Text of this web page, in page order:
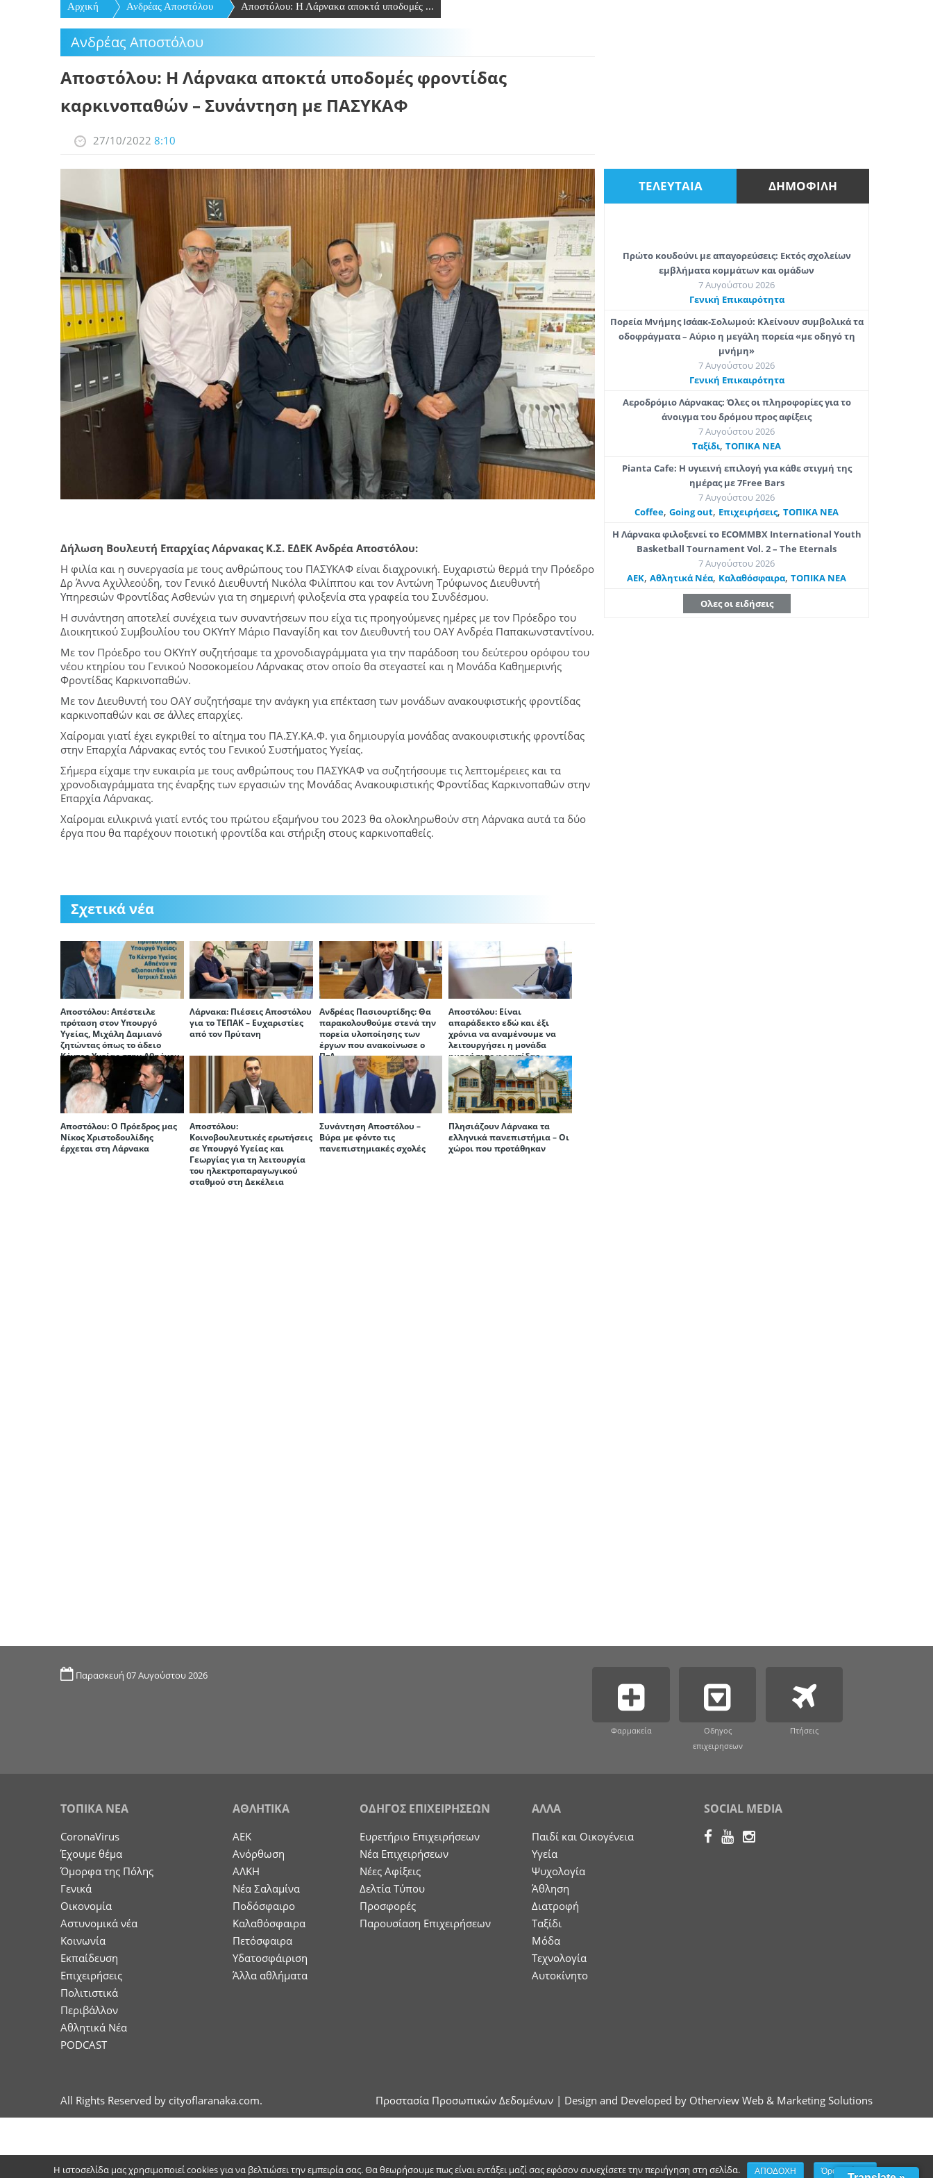
Αρχική Ανδρέας Αποστόλου Αποστόλου: Η Λάρνακα αποκτά υποδομές ...
Ανδρέας Αποστόλου
Αποστόλου: Η Λάρνακα αποκτά υποδομές φροντίδας
καρκινοπαθών – Συνάντηση με ΠΑΣΥΚΑΦ
27/10/2022 8:10
Δήλωση Βουλευτή Επαρχίας Λάρνακας Κ.Σ. ΕΔΕΚ Ανδρέα Αποστόλου:
Η φιλία και η συνεργασία με τους ανθρώπους του ΠΑΣΥΚΑΦ είναι διαχρονική. Ευχαριστώ θερμά την Πρόεδρο
Δρ Άννα Αχιλλεούδη, τον Γενικό Διευθυντή Νικόλα Φιλίππου και τον Αντώνη Τρύφωνος Διευθυντή
Υπηρεσιών Φροντίδας Ασθενών για τη σημερινή φιλοξενία στα γραφεία του Συνδέσμου.
Η συνάντηση αποτελεί συνέχεια των συναντήσεων που είχα τις προηγούμενες ημέρες με τον Πρόεδρο του
Διοικητικού Συμβουλίου του ΟΚΥπΥ Μάριο Παναγίδη και τον Διευθυντή του ΟΑΥ Ανδρέα Παπακωνσταντίνου.
Με τον Πρόεδρο του ΟΚΥπΥ συζητήσαμε τα χρονοδιαγράμματα για την παράδοση του δεύτερου ορόφου του
νέου κτηρίου του Γενικού Νοσοκομείου Λάρνακας στον οποίο θα στεγαστεί και η Μονάδα Καθημερινής
Φροντίδας Καρκινοπαθών.
Με τον Διευθυντή του ΟΑΥ συζητήσαμε την ανάγκη για επέκταση των μονάδων ανακουφιστικής φροντίδας
καρκινοπαθών και σε άλλες επαρχίες.
Χαίρομαι γιατί έχει εγκριθεί το αίτημα του ΠΑ.ΣΥ.ΚΑ.Φ. για δημιουργία μονάδας ανακουφιστικής φροντίδας
στην Επαρχία Λάρνακας εντός του Γενικού Συστήματος Υγείας.
Σήμερα είχαμε την ευκαιρία με τους ανθρώπους του ΠΑΣΥΚΑΦ να συζητήσουμε τις λεπτομέρειες και τα
χρονοδιαγράμματα της έναρξης των εργασιών της Μονάδας Ανακουφιστικής Φροντίδας Καρκινοπαθών στην
Επαρχία Λάρνακας.
Χαίρομαι ειλικρινά γιατί εντός του πρώτου εξαμήνου του 2023 θα ολοκληρωθούν στη Λάρνακα αυτά τα δύο
έργα που θα παρέχουν ποιοτική φροντίδα και στήριξη στους καρκινοπαθείς.
Σχετικά νέα
Αποστόλου: Aπέστειλε
πρόταση στον Υπουργό
Υγείας, Μιχάλη Δαμιανό
ζητώντας όπως το άδειο
Κέντρο Υγείας στην Αθηένου
να αξιοποιηθεί ως Ιατρική
Σχολή.
Λάρνακα: Πιέσεις Αποστόλου
για το ΤΕΠΑΚ – Ευχαριστίες
από τον Πρύτανη
Ανδρέας Πασιουρτίδης: Θα
παρακολουθούμε στενά την
πορεία υλοποίησης των
έργων που ανακοίνωσε ο
ΠτΔ
Αποστόλου: Είναι
απαράδεκτο εδώ και έξι
χρόνια να αναμένουμε να
λειτουργήσει η μονάδα
ημερήσιας φροντίδας
καρκινοπαθών στη Λάρνακα
Αποστόλου: Ο Πρόεδρος μας
Νίκος Χριστοδουλίδης
έρχεται στη Λάρνακα
Aποστόλου:
Kοινοβουλευτικές ερωτήσεις
σε Υπουργό Υγείας και
Γεωργίας για τη λειτουργία
του ηλεκτροπαραγωγικού
σταθμού στη Δεκέλεια
Συνάντηση Αποστόλου –
Βύρα με φόντο τις
πανεπιστημιακές σχολές
Πλησιάζουν Λάρνακα τα
ελληνικά πανεπιστήμια – Οι
χώροι που προτάθηκαν
ΤΕΛΕΥΤΑΙΑ ΔΗΜΟΦΙΛΗ
Πρώτο κουδούνι με απαγορεύσεις: Εκτός σχολείων
εμβλήματα κομμάτων και ομάδων
7 Αυγούστου 2026
Γενική Επικαιρότητα
Πορεία Μνήμης Ισάακ-Σολωμού: Κλείνουν συμβολικά τα
οδοφράγματα – Αύριο η μεγάλη πορεία «με οδηγό τη
μνήμη»
7 Αυγούστου 2026
Γενική Επικαιρότητα
Αεροδρόμιο Λάρνακας: Όλες οι πληροφορίες για το
άνοιγμα του δρόμου προς αφίξεις
7 Αυγούστου 2026
Ταξίδι,ΤΟΠΙΚΑ ΝΕΑ
Pianta Cafe: Η υγιεινή επιλογή για κάθε στιγμή της
ημέρας με 7Free Bars
7 Αυγούστου 2026
Coffee,Going out, Επιχειρήσεις,ΤΟΠΙΚΑ ΝΕΑ
Η Λάρνακα φιλοξενεί το ECOMMBX International Youth
Basketball Tournament Vol. 2 – The Eternals
7 Αυγούστου 2026
ΑΕΚ,Αθλητικά Νέα, Καλαθόσφαιρα,ΤΟΠΙΚΑ ΝΕΑ
Ολες οι ειδήσεις
Παρασκευή 07 Αυγούστου 2026
Φαρμακεία
Οδηγος
επιχειρησεων
Πτήσεις
ΤΟΠΙΚΑ ΝΕΑ
CoronaVirus
Έχουμε θέμα
Όμορφα της Πόλης
Γενικά
Οικονομία
Aστυνομικά νέα
Κοινωνία
Εκπαίδευση
Επιχειρήσεις
Πολιτιστικά
Περιβάλλον
Αθλητικά Νέα
PODCAST
ΑΘΛΗΤΙΚΑ
ΑΕΚ
Ανόρθωση
ΑΛΚΗ
Νέα Σαλαμίνα
Ποδόσφαιρο
Καλαθόσφαιρα
Πετόσφαιρα
Υδατοσφάιριση
Άλλα αθλήματα
ΟΔΗΓΟΣ ΕΠΙΧΕΙΡΗΣΕΩΝ
Ευρετήριο Επιχειρήσεων
Nέα Επιχειρήσεων
Νέες Αφίξεις
Δελτία Τύπου
Προσφορές
Παρουσίαση Επιχειρήσεων
ΑΛΛΑ
Παιδί και Οικογένεια
Υγεία
Ψυχολογία
Άθληση
Διατροφή
Ταξίδι
Μόδα
Τεχνολογία
Αυτοκίνητο
SOCIAL MEDIA
All Rights Reserved by cityoflaranaka.com. Προστασία Προσωπικών Δεδομένων | Design and Developed by Otherview Web & Marketing Solutions
Η ιστοσελίδα μας χρησιμοποιεί cookies για να βελτιώσει την εμπειρία σας. Θα θεωρήσουμε πως είναι εντάξει μαζί σας εφόσον συνεχίσετε την περιήγηση στη σελίδα. ΑΠΟΔΟΧΗ Όροι χρήσης